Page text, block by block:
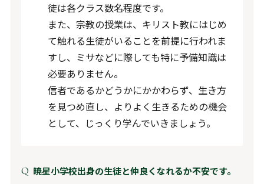
徒は各クラス数名程度です。
また、宗教の授業は、キリスト教にはじめ
て触れる生徒がいることを前提に行われま
すし、ミサなどに際しても特に予備知識は
必要ありません。
信者であるかどうかにかかわらず、生き方
を見つめ直し、よりよく生きるための機会
として、じっくり学んでいきましょう。
暁星小学校出身の生徒と仲良くなれるか不安です。